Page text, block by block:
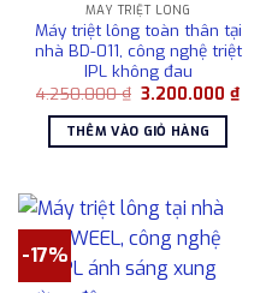
MÁY TRIỆT LÔNG
Máy triệt lông toàn thân tại
nhà BD-011, công nghệ triệt
IPL không đau
4.250.000₫ Giá
là:
4.250.000 ₫.
3.200.000₫Giá
hiện
THÊM VÀO GIỎ HÀNG
-17%